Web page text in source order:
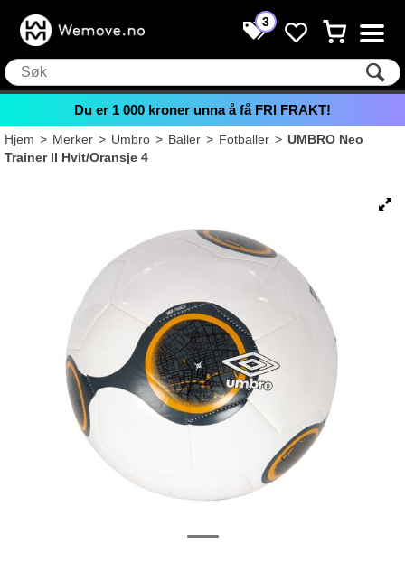
3
Du er 1 000 kroner unna å få FRI FRAKT!
Hjem>Merker>Umbro>Baller>Fotballer>UMBRO Neo
Trainer II Hvit/Oransje 4